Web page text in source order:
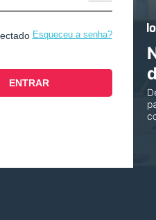
Esqueceu a senha?